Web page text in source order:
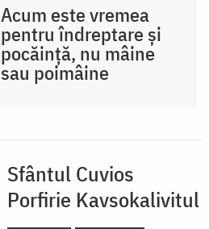
Acum este vremea
pentru îndreptare și
pocăință, nu mâine
sau poimâine
Sfântul Cuvios
Porfirie Kavsokalivitul